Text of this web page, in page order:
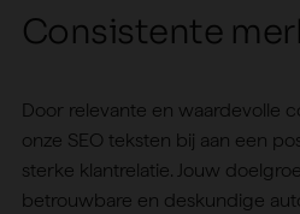
Consistente mer
Door relevante en waardevolle
onze SEO teksten bij aan een
sterke klantrelatie. Jouw
betrouwbare en deskundige